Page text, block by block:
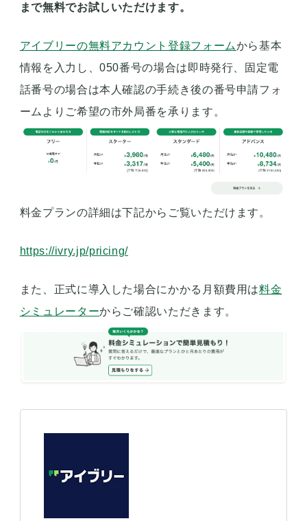
まで無料でお試しいただけます。
アイブリーの無料アカウント登録フォームから基本
情報を入力し、050番号の場合は即時発行、固定電
話番号の場合は本人確認の手続き後の番号申請フォ
ームよりご希望の市外局番を承ります。
料金プランの詳細は下記からご覧いただけます。
https://ivry.jp/pricing/
また、正式に導入した場合にかかる月額費用は料金
シミュレーターからご確認いただきます。